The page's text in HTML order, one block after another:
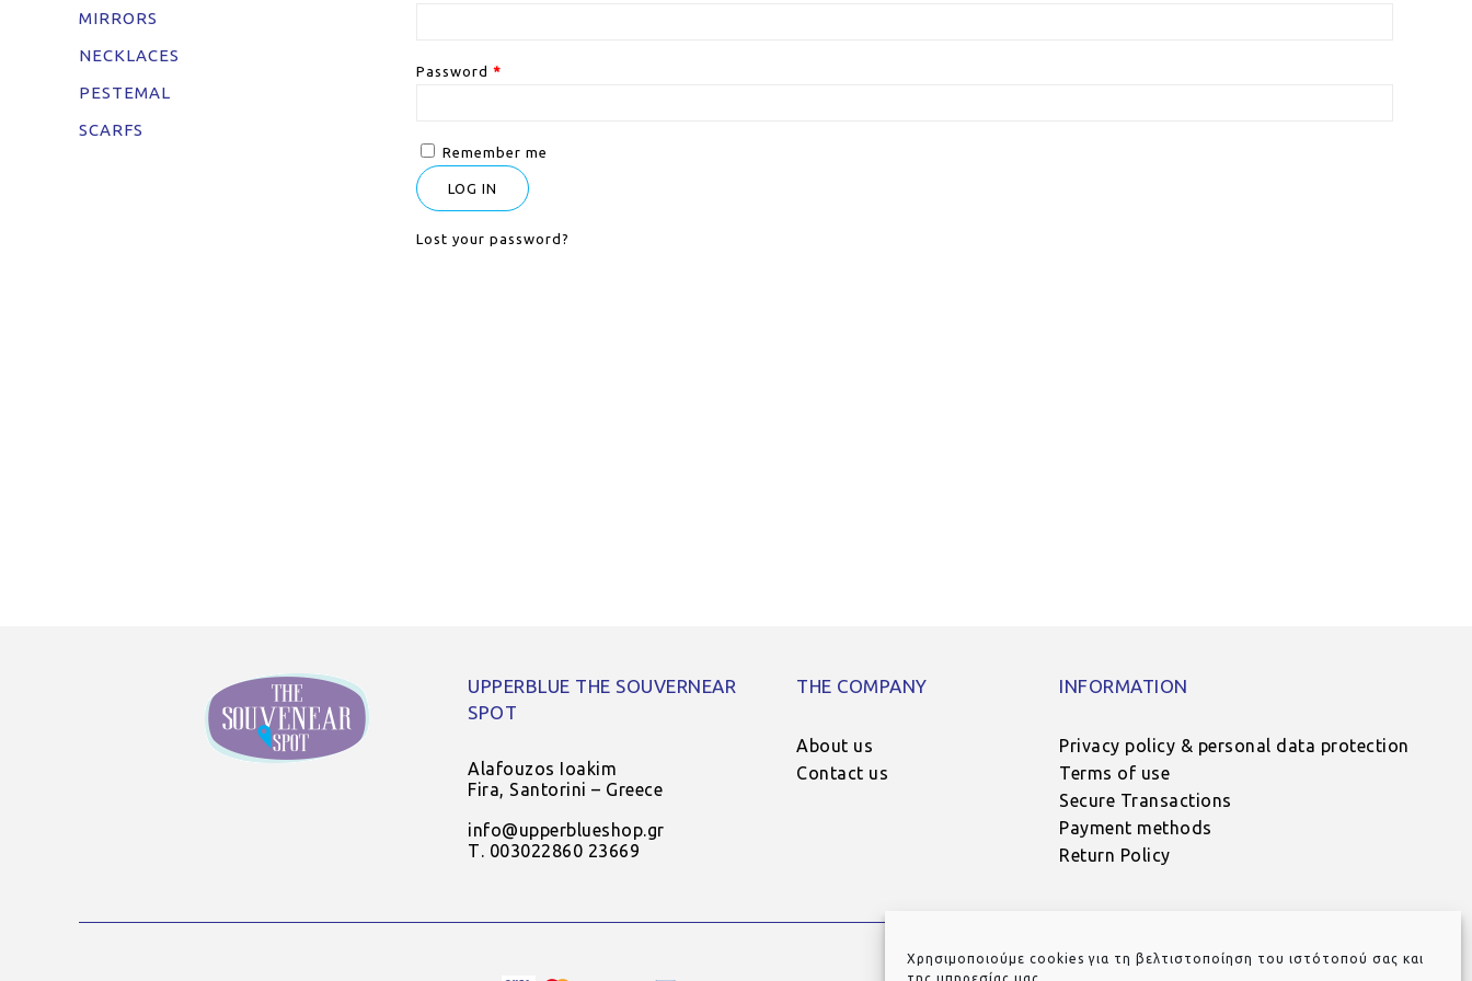
Χρησιμοποιούμε cookies για τη βελτιστοποίηση του ιστότοπού σας και
Password *
Remember me
LOG IN
Lost your password?
MIRRORS
NECKLACES
PESTEMAL
SCARFS
UPPERBLUE THE SOUVERNEAR
SPOT
Alafouzos Ioakim
Fira, Santorini – Greece
info@upperblueshop.gr
Τ. 003022860 23669
THE COMPANY
About us
Contact us
INFORMATION
Privacy policy & personal data protection
Terms of use
Secure Transactions
Payment methods
Return Policy